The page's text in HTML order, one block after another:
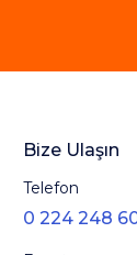
Bize Ulaşın
Telefon
0 224 248